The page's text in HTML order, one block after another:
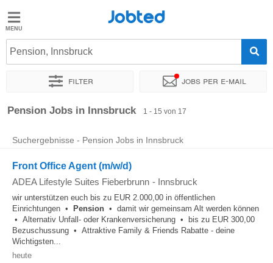
Jobted
Jobs
Jobted
Pension, Innsbruck
Filter Jobs per e-mail
Sortieren nach Genauer Standort Unternehmen
Pension Jobs in Innsbruck 1 - 15 von 17
Suchergebnisse - Pension Jobs in Innsbruck
Front Office Agent (m/w/d)
ADEA Lifestyle Suites Fieberbrunn - Innsbruck
wir unterstützen euch bis zu EUR 2.000,00 in öffentlichen
Einrichtungen •
Pension • damit wir gemeinsam Alt werden können
• Alternativ Unfall- oder Krankenversicherung • bis zu EUR 300,00
Bezuschussung • Attraktive Family & Friends Rabatte - deine
Wichtigsten...
heute